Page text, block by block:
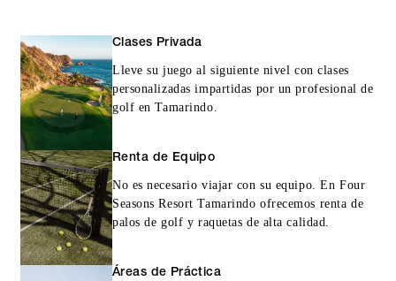
Clases Privada
Lleve su juego al siguiente nivel con clases
personalizadas impartidas por un profesional de
golf en Tamarindo.
Renta de Equipo
No es necesario viajar con su equipo. En Four
Seasons Resort Tamarindo ofrecemos renta de
palos de golf y raquetas de alta calidad.
Áreas de Práctica